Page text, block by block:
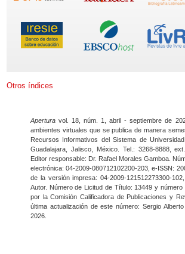
Otros índices
Apertura vol. 18, núm. 1, abril - septiembre de
ambientes virtuales que se publica de manera
Recursos Informativos del Sistema de
Guadalajara, Jalisco, México. Tel.: 3268-8888,
Editor responsable: Dr. Rafael Morales Gamboa.
electrónica: 04-2009-080712102200-203, e-ISSN:
de la versión impresa: 04-2009-121512273300-
Autor. Número de Licitud de Título: 13449 y
por la Comisión Calificadora de Publicaciones y
última actualización de este número: Sergio
2026.